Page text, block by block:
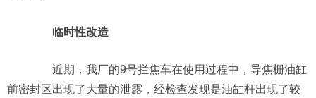
临时性改造
近期，我厂的9号拦焦车在使用过程中，导焦栅油缸
前密封区出现了大量的泄露，经检查发现是油缸杆出现了较